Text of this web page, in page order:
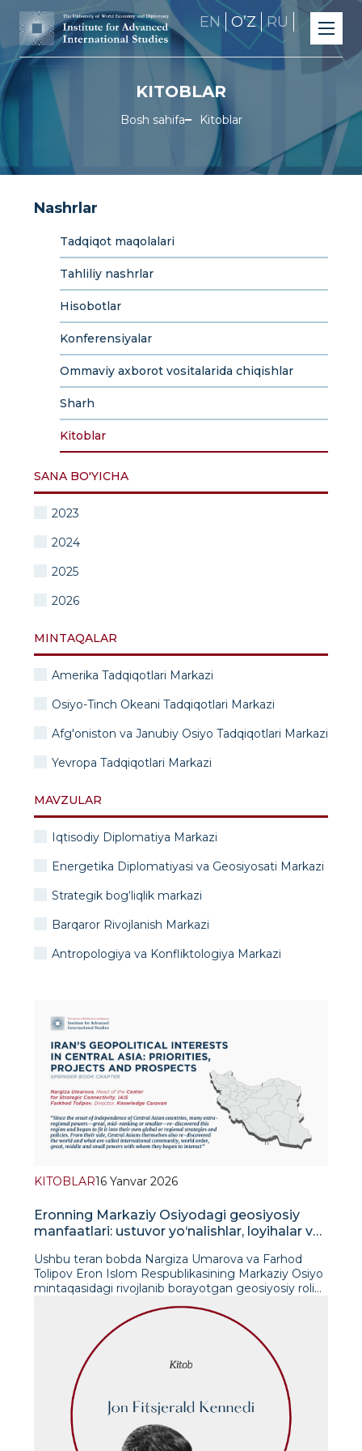
EN OʼZ RU
KITOBLAR
Bosh sahifa Kitoblar
Nashrlar
Tadqiqot maqolalari
Tahliliy nashrlar
Hisobotlar
Konferensiyalar
Ommaviy axborot vositalarida chiqishlar
Sharh
Kitoblar
SANA BO'YICHA
2023
2024
2025
2026
MINTAQALAR
Amerika Tadqiqotlari Markazi
Osiyo-Tinch Okeani Tadqiqotlari Markazi
Afg'oniston va Janubiy Osiyo Tadqiqotlari Markazi
Yevropa Tadqiqotlari Markazi
MAVZULAR
Iqtisodiy Diplomatiya Markazi
Energetika Diplomatiyasi va Geosiyosati Markazi
Strategik bog‘liqlik markazi
Barqaror Rivojlanish Markazi
Antropologiya va Konfliktologiya Markazi
KITOBLAR16 Yanvar 2026
Eronning Markaziy Osiyodagi geosiyosiy
manfaatlari: ustuvor yo‘nalishlar, loyihalar va
Ushbu teran bobda Nargiza Umarova va Farhod
Tolipov Eron Islom Respublikasining Markaziy Osiyo
mintaqasidagi rivojlanib borayotgan geosiyosiy rolini
tadqiq etadilar. “Markaziy Osiyoning yangi
hamkorlari: kichik va o‘rta davlatlarning ishtiroki”
nomli to‘plam doirasida Springer nashriyoti
tomonidan chop etilgan ushbu bobda Eronning
Markaziy Osiyodagi tashqi siyosat ustuvorliklari,
strategik loyihalari va uzoq muddatli manfaatlari
atroflicha tahlil qilingan. Mualliflar Tehronning
mintaqa davlatlari bilan aloqalariga geosiyosiy,
iqtisodiy va xavfsizlik omillari qanday ta’sir
ko‘rsatayotganini o‘rganib chiqib, Eronning